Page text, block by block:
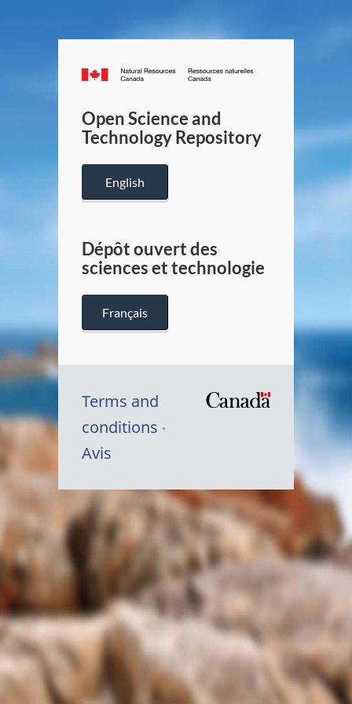
Canada.ca
/
Canada
Open Science and
Technology Repository
English
Dépôt ouvert des
sciences et technologie
Français
Terms and
conditions
Avis
Symbole
du
Canada